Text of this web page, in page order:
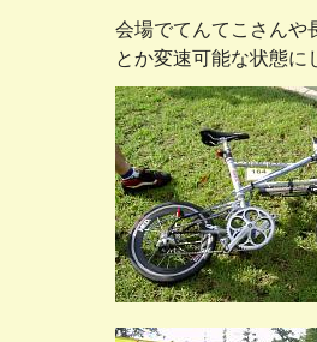
会場でてんてこさんや
とか変速可能な状態に